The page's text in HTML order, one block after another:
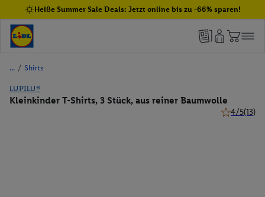
Heiße Summer Sale Deals: Jetzt online bis zu -66% sparen!
/ Shirts
LUPILU®
Kleinkinder T-Shirts, 3 Stück, aus reiner Baumwolle
4/5(13)